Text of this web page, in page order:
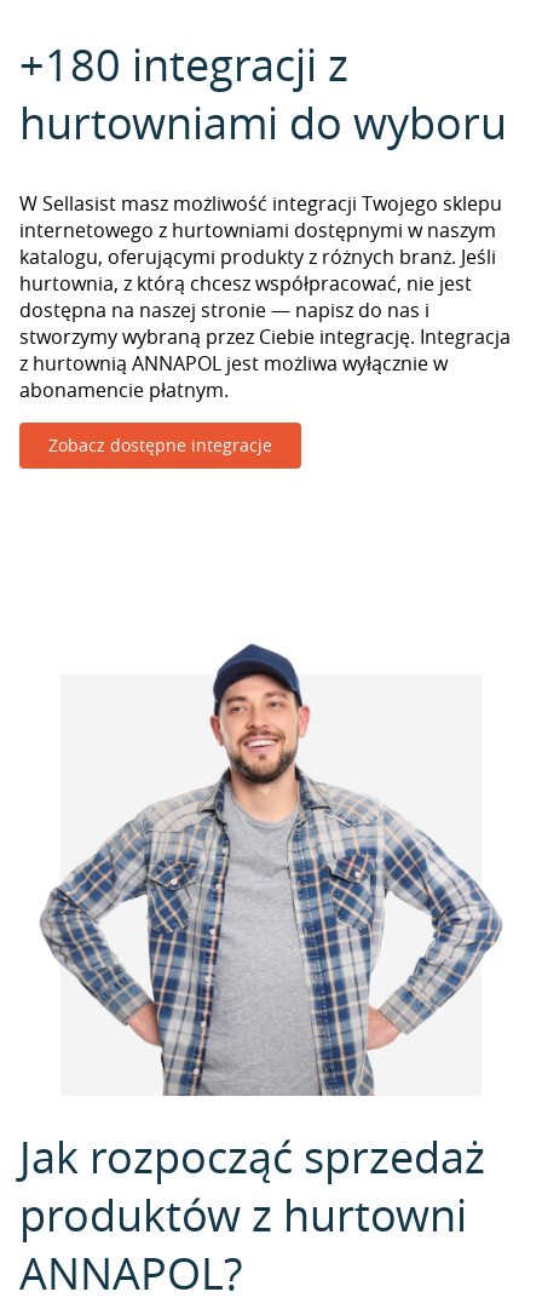
+180 integracji z
hurtowniami do wyboru
W Sellasist masz możliwość integracji Twojego sklepu
internetowego z hurtowniami dostępnymi w naszym
katalogu, oferującymi produkty z różnych branż. Jeśli
hurtownia, z którą chcesz współpracować, nie jest
dostępna na naszej stronie — napisz do nas i
stworzymy wybraną przez Ciebie integrację. Integracja
z hurtownią ANNAPOL jest możliwa wyłącznie w
abonamencie płatnym.
Zobacz dostępne integracje
Jak rozpocząć sprzedaż
produktów z hurtowni
ANNAPOL?